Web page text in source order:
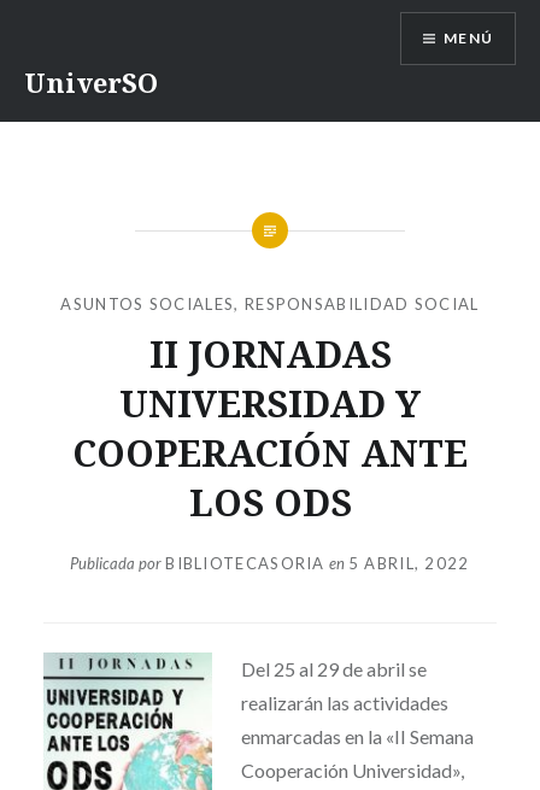
UniverSO
MENÚ
ASUNTOS SOCIALES, RESPONSABILIDAD SOCIAL
II JORNADAS
UNIVERSIDAD Y
COOPERACIÓN ANTE
LOS ODS
Publicada porBIBLIOTECASORIA en 5 ABRIL, 2022
Del 25 al 29 de abril se
realizarán las actividades
enmarcadas en la «II Semana
Cooperación Universidad»,